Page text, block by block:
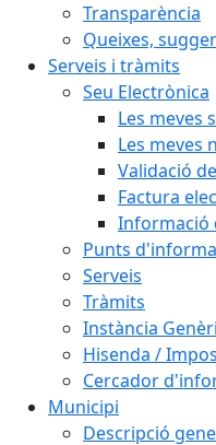
Transparència
Queixes,
Serveis i tràmits
Seu Electrònica
Les meves
Les meves
Validació
Factura
Informació
Punts
Serveis
Tràmits
Instància
Hisenda /
Cercador
Municipi
Descripció